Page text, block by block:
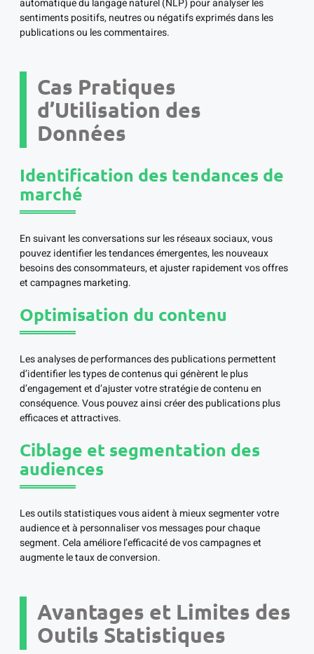
automatique du langage naturel (NLP) pour analyser les
sentiments positifs, neutres ou négatifs exprimés dans les
publications ou les commentaires.
Cas Pratiques
d’Utilisation des
Données
Identification des tendances de
marché
En suivant les conversations sur les réseaux sociaux, vous
pouvez identifier les tendances émergentes, les nouveaux
besoins des consommateurs, et ajuster rapidement vos offres
et campagnes marketing.
Optimisation du contenu
Les analyses de performances des publications permettent
d’identifier les types de contenus qui génèrent le plus
d’engagement et d’ajuster votre stratégie de contenu en
conséquence. Vous pouvez ainsi créer des publications plus
efficaces et attractives.
Ciblage et segmentation des
audiences
Les outils statistiques vous aident à mieux segmenter votre
audience et à personnaliser vos messages pour chaque
segment. Cela améliore l’efficacité de vos campagnes et
augmente le taux de conversion.
Avantages et Limites des
Outils Statistiques